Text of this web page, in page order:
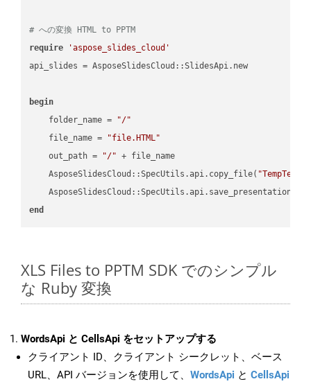
# への変換 HTML to PPTM
require
'aspose_slides_cloud'
api_slides = AsposeSlidesCloud::SlidesApi.new
begin
    folder_name =
"/"
    file_name =
"file.HTML"
    out_path =
"/" + file_name
    AsposeSlidesCloud::SpecUtils.api.copy_file(
end
XLS Files to PPTM SDK でのシンプル
な Ruby 変換
WordsApi と CellsApi をセットアップする
クライアント ID、クライアント シークレット、ベース
URL、API バージョンを使用して、 WordsApi と CellsApi